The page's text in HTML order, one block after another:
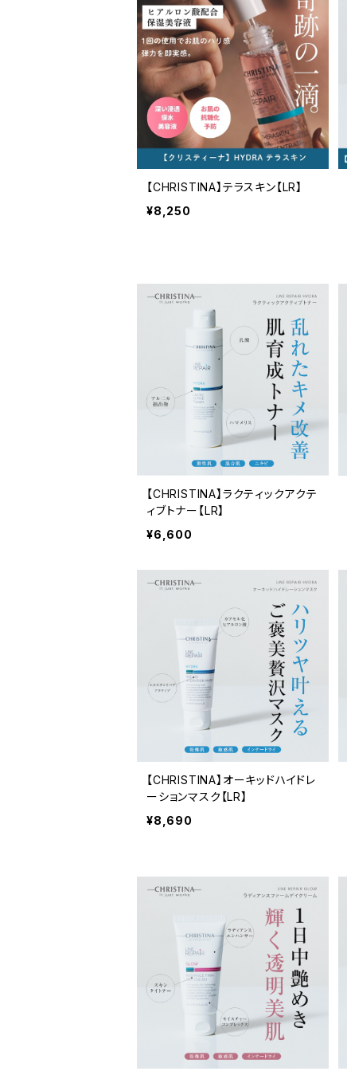
【CHRISTINA】テラスキン【LR】
¥8,250
【CHRISTINA】ラクティックアクテ
ィブトナー【LR】
¥6,600
【CHRISTINA】オーキッドハイドレ
ーションマスク【LR】
¥8,690